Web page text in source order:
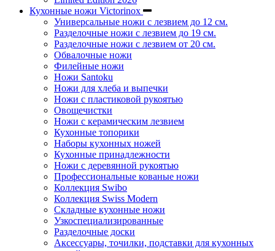
Кухонные ножи Victorinox
Универсальные ножи с лезвием до 12 см.
Разделочные ножи с лезвием до 19 см.
Разделочные ножи с лезвием от 20 см.
Обвалочные ножи
Филейные ножи
Ножи Santoku
Ножи для хлеба и выпечки
Ножи с пластиковой рукоятью
Овощечистки
Ножи с керамическим лезвием
Кухонные топорики
Наборы кухонных ножей
Кухонные принадлежности
Ножи с деревянной рукоятью
Профессиональные кованые ножи
Коллекция Swibo
Коллекция Swiss Modern
Складные кухонные ножи
Узкоспециализированные
Разделочные доски
Аксессуары, точилки, подставки для кухонных